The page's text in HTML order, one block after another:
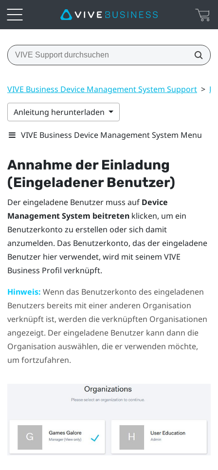
VIVE Business Device Management System Support >
Anleitung herunterladen
VIVE Business Device Management System Menu
Annahme der Einladung
(Eingeladener Benutzer)
Der eingeladene Benutzer muss auf Device
Management System beitreten klicken, um ein
Benutzerkonto zu erstellen oder sich damit
anzumelden. Das Benutzerkonto, das der eingeladene
Benutzer hier verwendet, wird mit seinem VIVE
Business Profil verknüpft.
Hinweis: Wenn das Benutzerkonto des eingeladenen
Benutzers bereits mit einer anderen Organisation
verknüpft ist, werden die verknüpften Organisationen
angezeigt. Der eingeladene Benutzer kann dann die
Organisation auswählen, die er verwenden möchte,
um fortzufahren.